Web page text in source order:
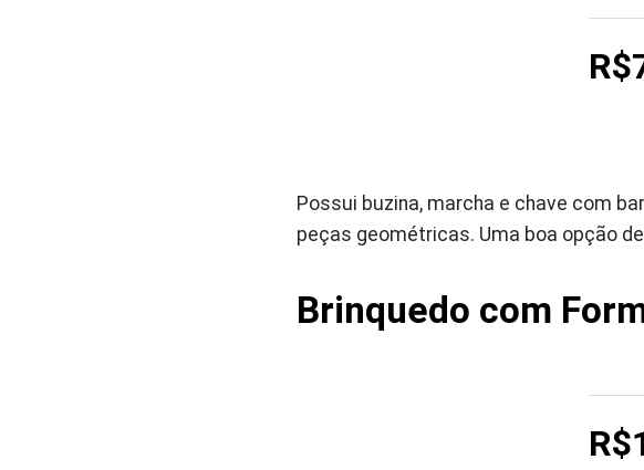
Possui buzina, marcha e chave com
peças geométricas. Uma boa opção
Brinquedo com